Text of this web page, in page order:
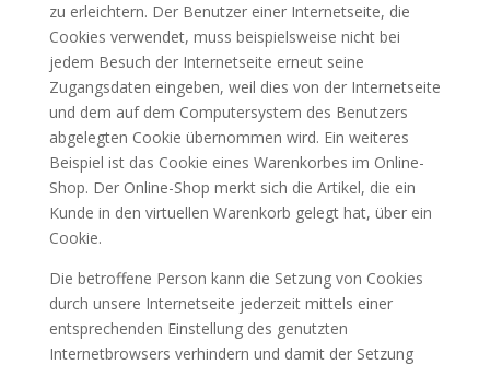
zu erleichtern. Der Benutzer einer Internetseite, die
Cookies verwendet, muss beispielsweise nicht bei
jedem Besuch der Internetseite erneut seine
Zugangsdaten eingeben, weil dies von der Internetseite
und dem auf dem Computersystem des Benutzers
abgelegten Cookie übernommen wird. Ein weiteres
Beispiel ist das Cookie eines Warenkorbes im Online-
Shop. Der Online-Shop merkt sich die Artikel, die ein
Kunde in den virtuellen Warenkorb gelegt hat, über ein
Cookie.
Die betroffene Person kann die Setzung von Cookies
durch unsere Internetseite jederzeit mittels einer
entsprechenden Einstellung des genutzten
Internetbrowsers verhindern und damit der Setzung